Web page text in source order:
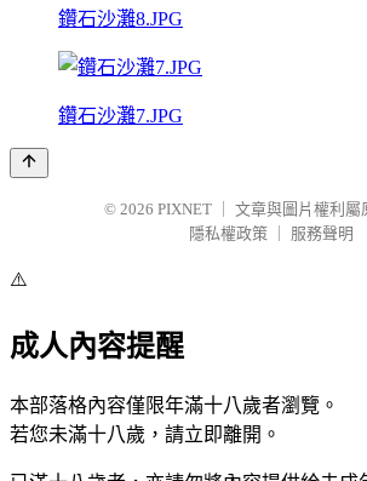
鑽石沙灘8.JPG
鑽石沙灘7.JPG
© 2026 PIXNET
文章與圖片權利屬
隱私權政策
服務聲明
⚠️
成人內容提醒
本部落格內容僅限年滿十八歲者瀏覽。
若您未滿十八歲，請立即離開。